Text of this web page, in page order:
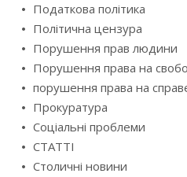
Податкова політика
Політична цензура
Порушення прав людини
Порушення права на
порушення права на
Прокуратура
Соціальні проблеми
СТАТТІ
Столичні новини